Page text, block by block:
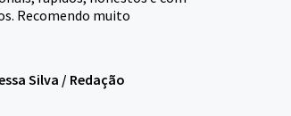
Recomendo muito
Silva / Redação